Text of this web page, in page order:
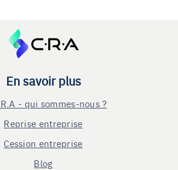
En savoir plus
- qui sommes-nous ?
Reprise entreprise
Cession entreprise
Blog